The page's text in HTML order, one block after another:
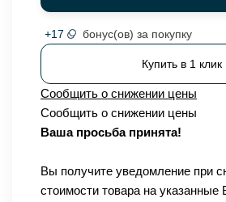
+17 бонус(ов) за покупку
Купить в 1 клик
Сообщить о снижении цены
Сообщить о снижении цены
Ваша просьба принята!
Вы получите уведомление при
стоимости товара на указанные